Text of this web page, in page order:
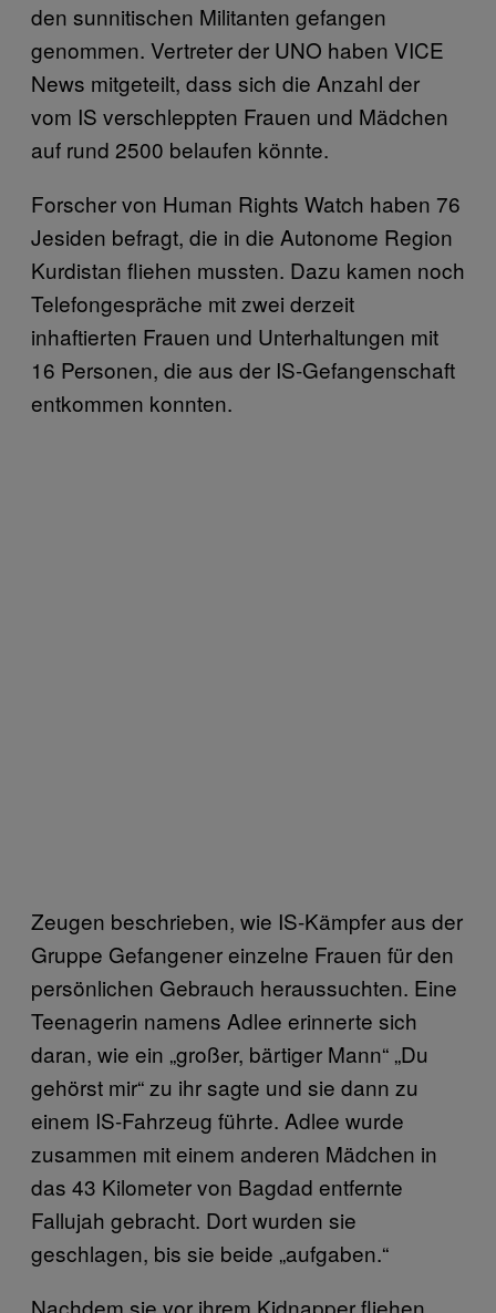
den sunnitischen Militanten gefangen
genommen. Vertreter der UNO haben VICE
News mitgeteilt, dass sich die Anzahl der
vom IS verschleppten Frauen und Mädchen
auf rund 2500 belaufen könnte.
Forscher von Human Rights Watch haben 76
Jesiden befragt, die in die Autonome Region
Kurdistan fliehen mussten. Dazu kamen noch
Telefongespräche mit zwei derzeit
inhaftierten Frauen und Unterhaltungen mit
16 Personen, die aus der IS-Gefangenschaft
entkommen konnten.
Zeugen beschrieben, wie IS-Kämpfer aus der
Gruppe Gefangener einzelne Frauen für den
persönlichen Gebrauch heraussuchten. Eine
Teenagerin namens Adlee erinnerte sich
daran, wie ein „großer, bärtiger Mann“ „Du
gehörst mir“ zu ihr sagte und sie dann zu
einem IS-Fahrzeug führte. Adlee wurde
zusammen mit einem anderen Mädchen in
das 43 Kilometer von Bagdad entfernte
Fallujah gebracht. Dort wurden sie
geschlagen, bis sie beide „aufgaben.“
Nachdem sie vor ihrem Kidnapper fliehen